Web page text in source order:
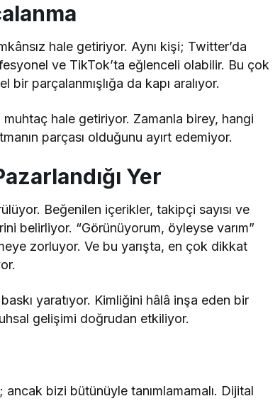
hale getiriyor. Aynı kişi; Twitter’da
ve TikTok’ta eğlenceli olabilir. Bu çok
parçalanmışlığa da kapı aralıyor.
hale getiriyor. Zamanla birey, hangi
parçası olduğunu ayırt edemiyor.
Yer
Beğenilen içerikler, takipçi sayısı ve
belirliyor. “Görünüyorum, öyleyse varım”
zorluyor. Ve bu yarışta, en çok dikkat
yaratıyor. Kimliğini hâlâ inşa eden bir
gelişimi doğrudan etkiliyor.
bizi bütünüyle tanımlamamalı. Dijital